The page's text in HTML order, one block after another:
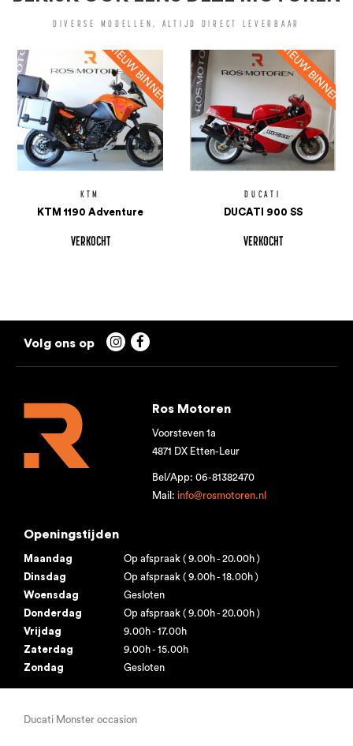
DIVERSE MODELLEN, ALTIJD DIRECT LEVERBAAR
KTM
KTM 1190 Adventure
VERKOCHT
DUCATI
DUCATI 900 SS
VERKOCHT
 
Ros Motoren
Voorsteven 1a
4871 DX Etten-Leur
Bel/App: 06-81382470
Mail:info@rosmotoren.nl
Openingstijden
Maandag
Op afspraak ( 9.00h - 20.00h )
Dinsdag
Op afspraak ( 9.00h - 18.00h )
Woensdag
Gesloten
Donderdag
Op afspraak ( 9.00h - 20.00h )
Vrijdag
9.00h - 17.00h
Zaterdag
9.00h - 15.00h
Zondag
Gesloten
Ducati Monster occasion